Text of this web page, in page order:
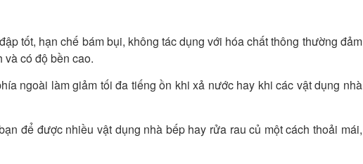
tốt, hạn chế bám bụi, không tác dụng với hóa chất thông thường đảm
có độ bền cao.
ngoài làm giảm tối đa tiếng ồn khi xả nước hay khi các vật dụng nhà
để được nhiều vật dụng nhà bếp hay rửa rau củ một cách thoải mái,